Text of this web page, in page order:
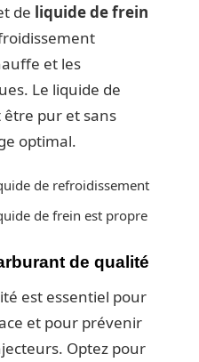
de liquide de frein
et les
Le liquide de
pur et sans
optimal.
de refroidissement
de frein est propre
de qualité
est essentiel pour
et pour prévenir
Optez pour